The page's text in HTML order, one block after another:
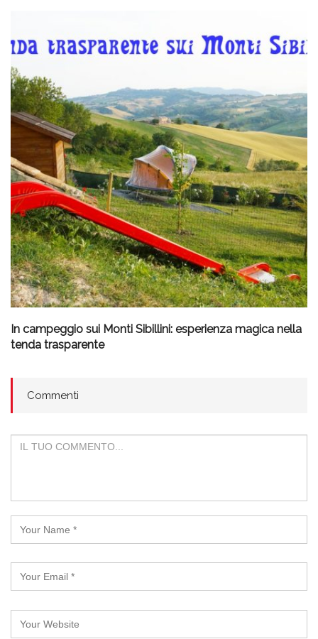
In campeggio sui Monti Sibillini: esperienza magica nella
tenda trasparente
Commenti